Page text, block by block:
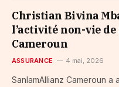
Christian Bivina
l’activité non-vie
Cameroun
ASSURANCE 4 mai, 2026
SanlamAllianz Cameroun